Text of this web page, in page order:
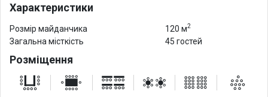
Характеристики
Розмір майданчика 120 м2
Загальна місткість 45 гостей
Розміщення